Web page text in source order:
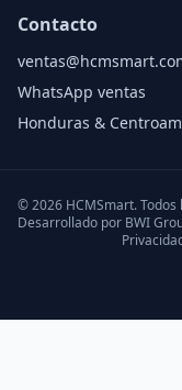
Contacto
WhatsApp ventas
Honduras &
©2026 HCMSmart.
Desarrollado por BWI